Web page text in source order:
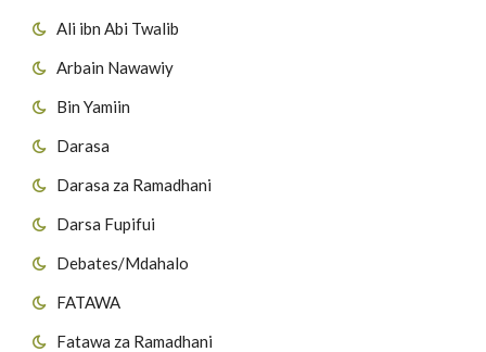
Ali ibn Abi Twalib
Arbain Nawawiy
Bin Yamiin
Darasa
Darasa za Ramadhani
Darsa Fupifui
Debates/Mdahalo
FATAWA
Fatawa za Ramadhani